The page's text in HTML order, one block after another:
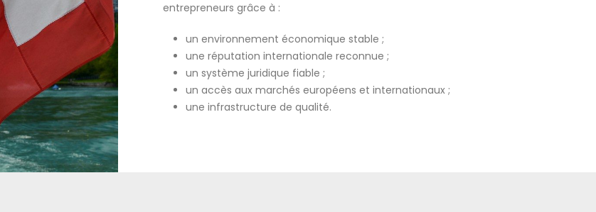
entrepreneurs grâce à :
un environnement économique stable ;
une réputation internationale reconnue ;
un système juridique fiable ;
un accès aux marchés européens et internationaux ;
une infrastructure de qualité.